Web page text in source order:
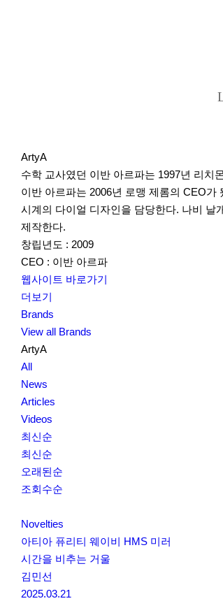
ArtyA
수학 교사였던 이반 아르파는 1997년 리치
이반 아르파는 2006년 로맹 제롬의 CEO
시계의 다이얼 디자인을 담당한다. 나비 날
제작한다.
창립년도 : 2009
CEO : 이반 아르파
웹사이트 바로가기
더보기
Brands
View all Brands
ArtyA
All
News
Articles
Videos
최신순
최신순
오래된순
조회수순
Novelties
아티아 퓨리티 웨이비 HMS 미러
시간을 비추는 거울
김민선
2025.03.21